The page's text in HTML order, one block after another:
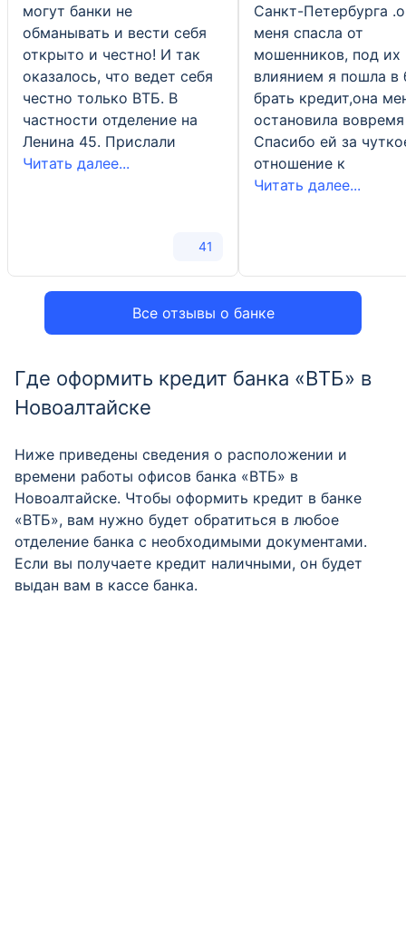
Все отзывы о банке
могут банки не
обманывать и вести себя
открыто и честно! И так
оказалось, что ведет себя
честно только ВТБ. В
частности отделение на
Ленина 45. Прислали
Читать далее...
41
Санкт-Петербурга
меня спасла от
мошенников, под их
влиянием я пошла в
брать кредит,она
остановила вовремя
Спасибо ей за
отношение к
Читать далее...
Где оформить кредит банка «ВТБ» в
Новоалтайске
Ниже приведены сведения о расположении и
времени работы офисов банка «ВТБ» в
Новоалтайске. Чтобы оформить кредит в банке
«ВТБ», вам нужно будет обратиться в любое
отделение банка с необходимыми документами.
Если вы получаете кредит наличными, он будет
выдан вам в кассе банка.